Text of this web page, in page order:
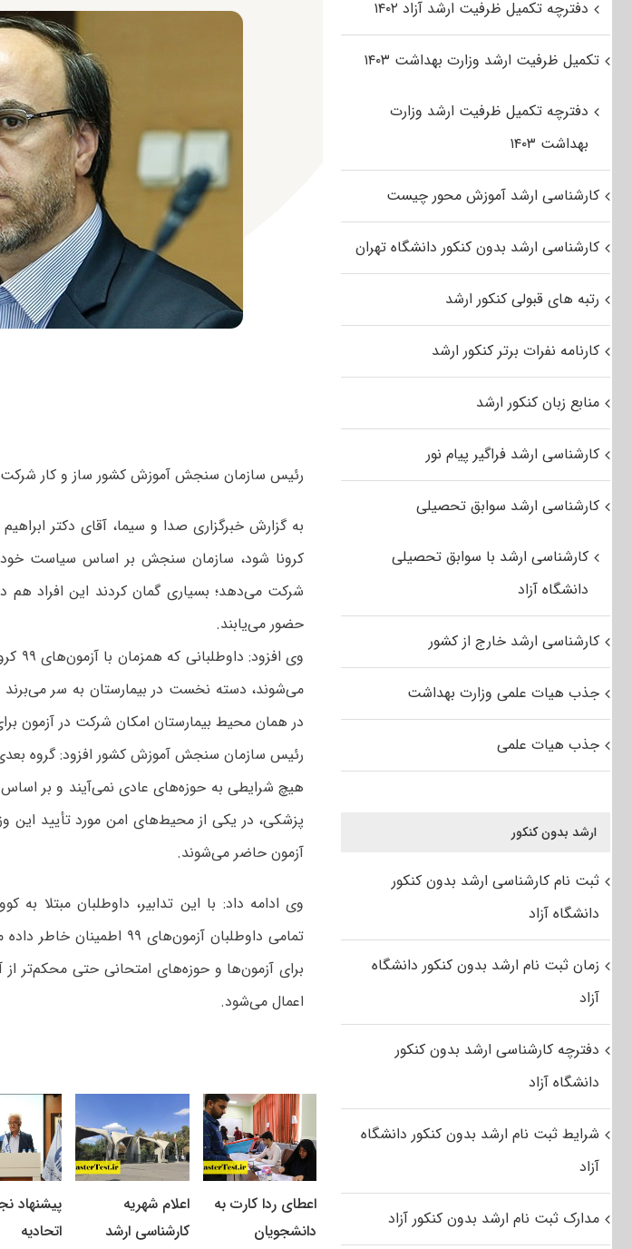
رئیس سازمان سنجش آموزش کشور ساز و کار شرکت داوطلبان
به گزارش خبرگزاری صدا و سیما، آقای دکتر
کرونا شود، سازمان سنجش بر اساس سیاست خود
شرکت می‌دهد؛ بسیاری گمان کردند این افراد
حضور می‌یابند.
می‌شوند، دسته نخست در بیمارستان به سر
در همان محیط بیمارستان امکان شرکت در آزمون
رئیس سازمان سنجش آموزش کشور افزود: گروه
هیچ شرایطی به حوزه‌های عادی نمی‌آیند و بر
پزشکی، در یکی از محیط‌های امن مورد تأیید این
آزمون حاضر می‌شوند.
تمامی داوطلبان
برای آزمون‌ها و حوزه‌های امتحانی حتی محکم‌تر از
اعمال می‌شود.
اعطای ردا کارت به
دانشجویان
اعلام شهریه
کارشناسی ارشد
پیشنهاد
اتحادیه
دفترچه تکمیل ظرفیت ارشد آزاد ۱۴۰۲
تکمیل ظرفیت ارشد وزارت بهداشت ۱۴۰۳
دفترچه تکمیل ظرفیت ارشد وزارت
بهداشت ۱۴۰۳
کارشناسی ارشد آموزش محور چیست
کارشناسی ارشد بدون کنکور دانشگاه تهران
رتبه های قبولی کنکور ارشد
کارنامه نفرات برتر کنکور ارشد
منابع زبان کنکور ارشد
کارشناسی ارشد فراگیر پیام نور
کارشناسی ارشد سوابق تحصیلی
کارشناسی ارشد با سوابق تحصیلی
دانشگاه آزاد
کارشناسی ارشد خارج از کشور
جذب هیات علمی وزارت بهداشت
جذب هیات علمی
ارشد بدون کنکور
ثبت نام کارشناسی ارشد بدون کنکور
دانشگاه آزاد
زمان ثبت نام ارشد بدون کنکور دانشگاه
آزاد
دفترچه کارشناسی ارشد بدون کنکور
دانشگاه آزاد
شرایط ثبت نام ارشد بدون کنکور دانشگاه
آزاد
مدارک ثبت نام ارشد بدون کنکور آزاد